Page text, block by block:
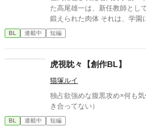
た高尾雄一は、新任教師として赴任する 高潔な
鍛えられた肉体 それは、学園にとって最高の生贄の候補に他なら
なかった 至高の筋肉を持つ、精神を削られ意志をなくした青年を
太古の神に捧げるため、“水”、
校で繰り広げられるダークフ
BL 連載中 短編
虎視眈々【創作BL】
猫塚ルイ
独占欲強めな腹黒攻め×何も
き合ってない）
BL 連載中 短編